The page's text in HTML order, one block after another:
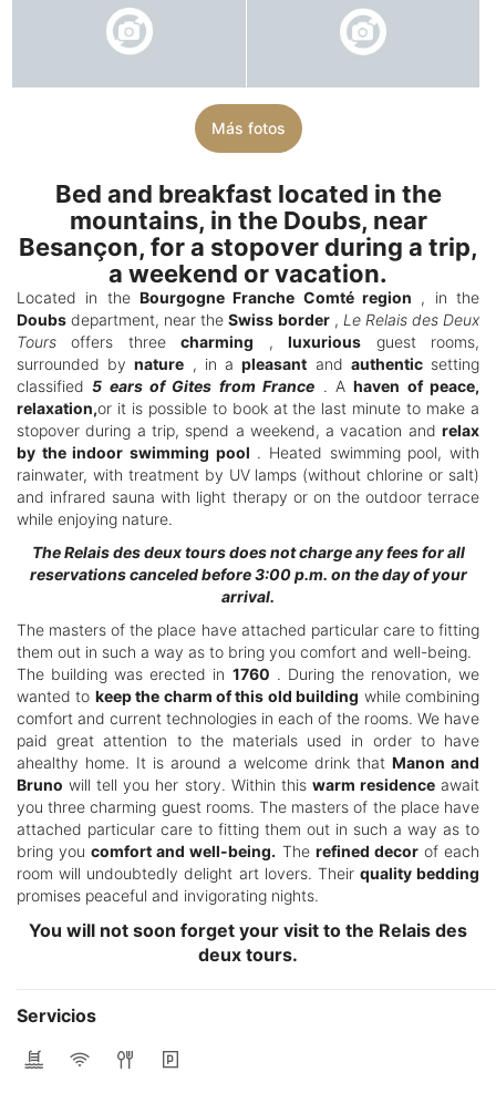
Más fotos
Bed and breakfast located in the
mountains, in the Doubs, near
Besançon, for a stopover during a trip,
a weekend or vacation.
Located in the Bourgogne Franche Comté region , in the
Doubs department, near theSwiss border, Le Relais des Deux
Tours offers threecharming ,luxurious guest rooms,
surrounded bynature , in apleasant and authenticsetting
classified5 ears of Gites from France . Ahaven of peace,
relaxation,or it is possible to book at the last minute to make a
stopover during a trip, spend a weekend, a vacation and relax
by the indoor swimming pool . Heated swimming pool, with
rainwater, with treatment by UV lamps (without chlorine or salt)
and infrared sauna with light therapy or on the outdoor terrace
while enjoying nature.
The Relais des deux tours does not charge any fees for all
reservations canceled before 3:00 p.m. on the day of your
arrival.
The masters of the place have attached particular care to fitting
them out in such a way as to bring you comfort and well-being.
The building was erected in 1760 . During the renovation, we
wanted to keep the charm of this old building while combining
comfort and current technologies in each of the rooms. We have
paid great attention to the materials used in order to have
ahealthy home. It is around a welcome drink that Manon and
Bruno will tell you her story. Within this warm residenceawait
you three charming guest rooms. The masters of the place have
attached particular care to fitting them out in such a way as to
bring youcomfort and well-being. The refined decorof each
room will undoubtedly delight art lovers. Their quality bedding
promises peaceful and invigorating nights.
You will not soon forget your visit to the Relais des
deux tours.
Servicios